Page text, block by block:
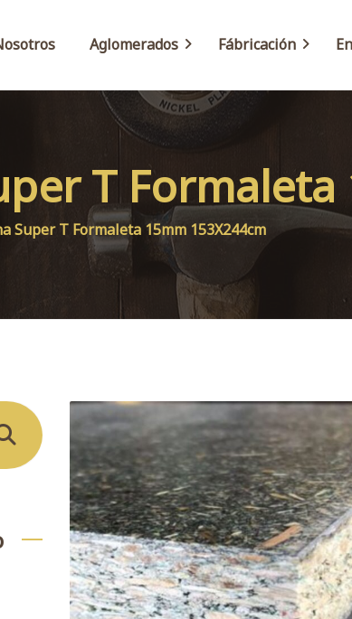
Aglomerados Fábricación
T Formaleta
Super T Formaleta 15mm 153X244cm